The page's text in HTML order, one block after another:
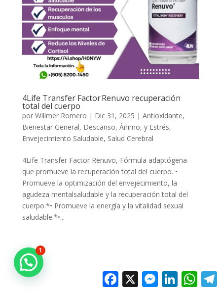
4Life Transfer Factor Renuvo recuperación
total del cuerpo
por Willmer Romero | Dic 31, 2025 | Antioxidante,
Bienestar General, Descanso, Ánimo, y Estrés,
Envejecimiento Saludable, Salud Cerebral
4Life Transfer Factor Renuvo, Fórmula adaptógena
que promueve la recuperación total del cuerpo. •
Promueve la optimización del envejecimiento, la
agudeza mentalsaludable y la recuperación total del
cuerpo.*• Promueve la energía y la vitalidad sexual
saludable.*•...
Facebook Messenger
LinkedIn
1